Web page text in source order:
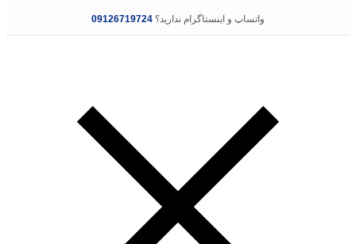
واتساپ و اینستاگرام ندارید؟ 09126719724